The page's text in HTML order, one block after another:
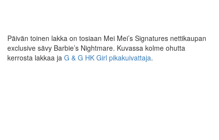
Päivän toinen lakka on tosiaan Mei Mei’s Signatures nettikaupan
exclusive sävy Barbie’s Nightmare. Kuvassa kolme ohutta
kerrosta lakkaa ja G & G HK Girl pikakuivattaja.